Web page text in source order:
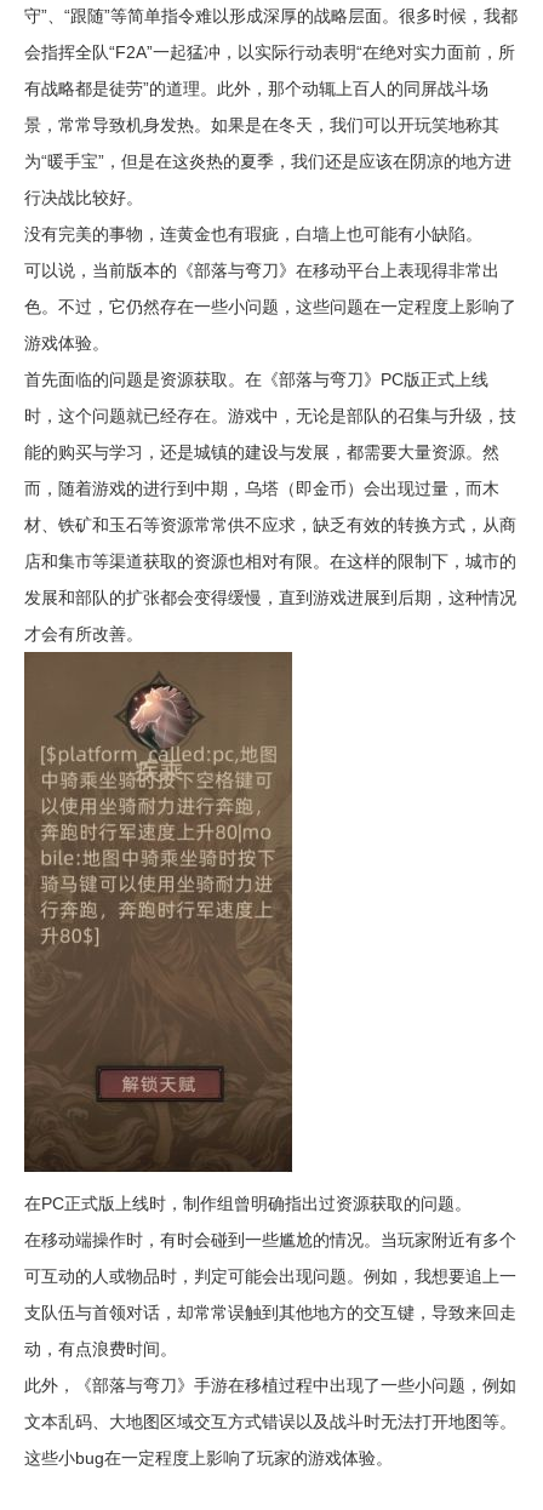
守”、“跟随”等简单指令难以形成深厚的战略层面。很多时候，我都
会指挥全队“F2A”一起猛冲，以实际行动表明“在绝对实力面前，所
有战略都是徒劳”的道理。此外，那个动辄上百人的同屏战斗场
景，常常导致机身发热。如果是在冬天，我们可以开玩笑地称其
为“暖手宝”，但是在这炎热的夏季，我们还是应该在阴凉的地方进
行决战比较好。
没有完美的事物，连黄金也有瑕疵，白墙上也可能有小缺陷。
可以说，当前版本的《部落与弯刀》在移动平台上表现得非常出
色。不过，它仍然存在一些小问题，这些问题在一定程度上影响了
游戏体验。
首先面临的问题是资源获取。在《部落与弯刀》PC版正式上线
时，这个问题就已经存在。游戏中，无论是部队的召集与升级，技
能的购买与学习，还是城镇的建设与发展，都需要大量资源。然
而，随着游戏的进行到中期，乌塔（即金币）会出现过量，而木
材、铁矿和玉石等资源常常供不应求，缺乏有效的转换方式，从商
店和集市等渠道获取的资源也相对有限。在这样的限制下，城市的
发展和部队的扩张都会变得缓慢，直到游戏进展到后期，这种情况
才会有所改善。
在PC正式版上线时，制作组曾明确指出过资源获取的问题。
在移动端操作时，有时会碰到一些尴尬的情况。当玩家附近有多个
可互动的人或物品时，判定可能会出现问题。例如，我想要追上一
支队伍与首领对话，却常常误触到其他地方的交互键，导致来回走
动，有点浪费时间。
此外，《部落与弯刀》手游在移植过程中出现了一些小问题，例如
文本乱码、大地图区域交互方式错误以及战斗时无法打开地图等。
这些小bug在一定程度上影响了玩家的游戏体验。